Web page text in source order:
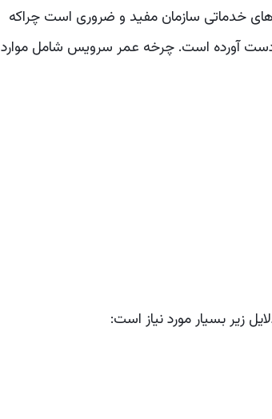
خدماتی سازمان مفید و ضروری است چراکه
آورده است. چرخه عمر سرویس شامل موارد
زیر بسیار مورد نیاز است: